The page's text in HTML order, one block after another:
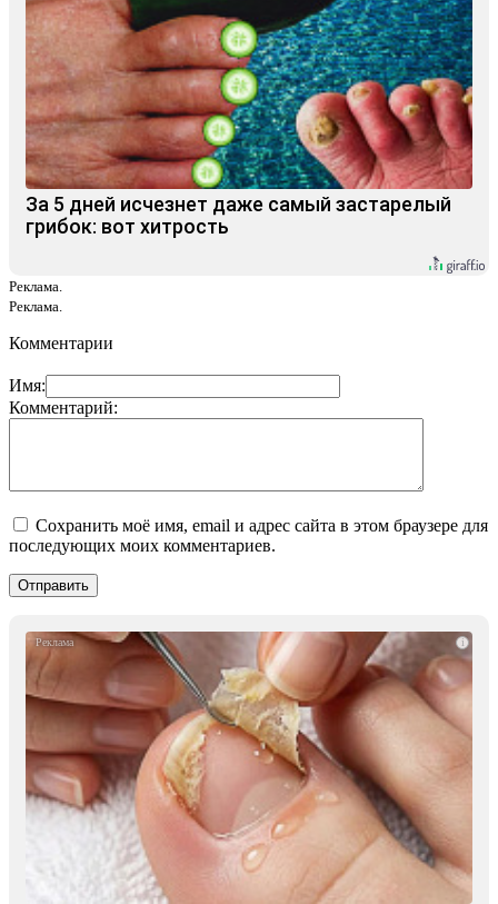
За 5 дней исчезнет даже самый застарелый
грибок: вот хитрость
Реклама.
Реклама.
Комментарии
Имя:
Комментарий:
Сохранить моё имя, email и адрес сайта в этом браузере для
последующих моих комментариев.
i